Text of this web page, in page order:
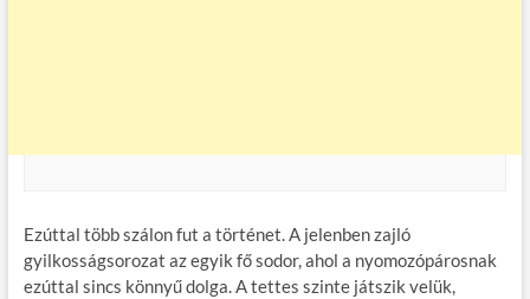
Ezúttal több szálon fut a történet. A jelenben zajló
gyilkosságsorozat az egyik fő sodor, ahol a nyomozópárosnak
ezúttal sincs könnyű dolga. A tettes szinte játszik velük,